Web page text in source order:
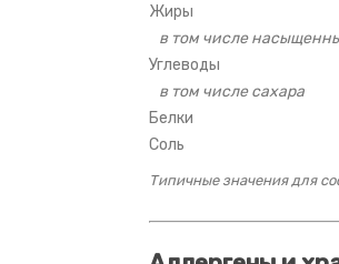
Жиры
в том числе
Углеводы
в том числе сахара
Белки
Соль
Типичные значения для